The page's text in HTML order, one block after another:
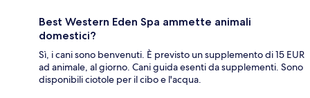
Best Western Eden Spa ammette animali
domestici?
Sì, i cani sono benvenuti. È previsto un supplemento di 15 EUR
ad animale, al giorno. Cani guida esenti da supplementi. Sono
disponibili ciotole per il cibo e l'acqua.